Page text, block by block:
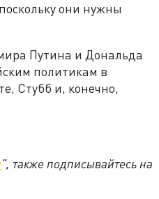
они нужны
Путина и Дональда
политикам в
Стубб и, конечно,
", также подписывайтесь на